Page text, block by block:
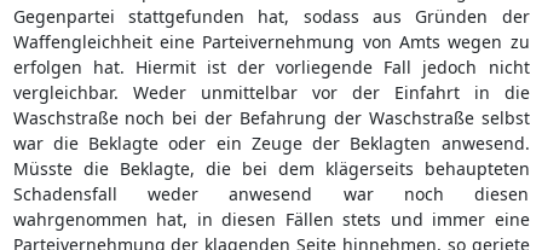
Gegenpartei stattgefunden hat, sodass aus Gründen der
Waffengleichheit eine Parteivernehmung von Amts wegen zu
erfolgen hat. Hiermit ist der vorliegende Fall jedoch nicht
vergleichbar. Weder unmittelbar vor der Einfahrt in die
Waschstraße noch bei der Befahrung der Waschstraße selbst
war die Beklagte oder ein Zeuge der Beklagten anwesend.
Müsste die Beklagte, die bei dem klägerseits behaupteten
Schadensfall weder anwesend war noch diesen
wahrgenommen hat, in diesen Fällen stets und immer eine
Parteivernehmung der klagenden Seite hinnehmen, so geriete